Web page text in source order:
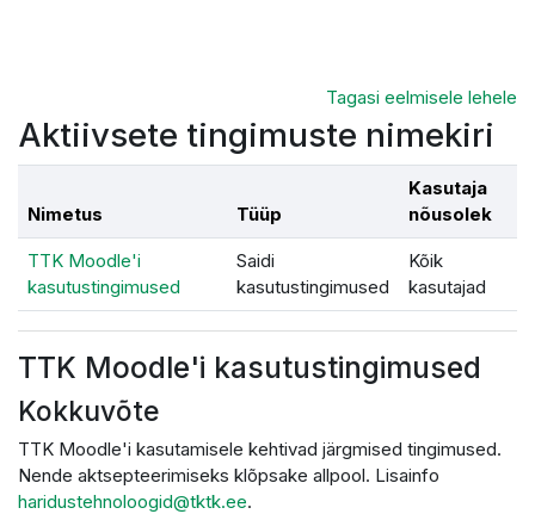
Tagasi eelmisele lehele
Aktiivsete tingimuste nimekiri
Nimetus Tüüp
Kasutaja
nõusolek
TTK Moodle'i
kasutustingimused
Saidi
kasutustingimused
Kõik
kasutajad
TTK Moodle'i kasutustingimused
Kokkuvõte
TTK Moodle'i kasutamisele kehtivad järgmised tingimused.
Nende aktsepteerimiseks klõpsake allpool. Lisainfo
haridustehnoloogid@tktk.ee.